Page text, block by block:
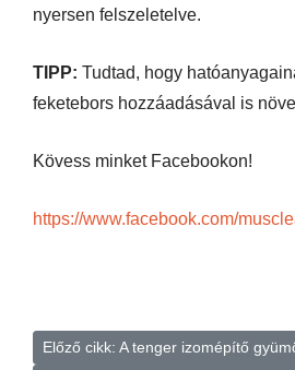
nyersen felszeletelve.
TIPP: Tudtad, hogy
feketebors hozzáadásával is
Kövess minket Facebookon!
https://www.facebook.com/
Előző cikk: A tenger izomépítő